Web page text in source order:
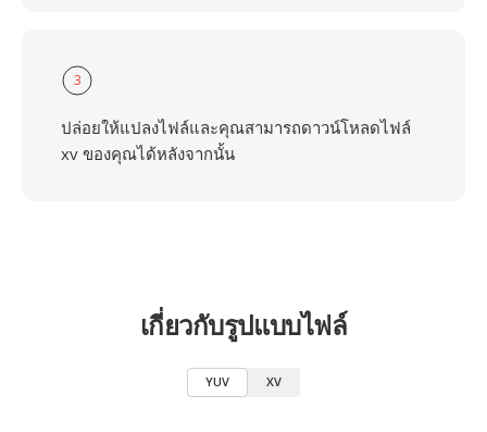
3
ปล่อยให้แปลงไฟล์และคุณสามารถดาวน์โหลดไฟล์
xv ของคุณได้หลังจากนั้น
เกี่ยวกับรูปแบบไฟล์
YUV XV